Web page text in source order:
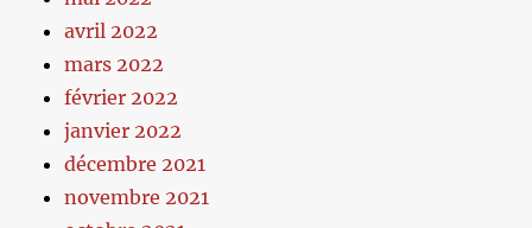
avril 2022
mars 2022
février 2022
janvier 2022
décembre 2021
novembre 2021